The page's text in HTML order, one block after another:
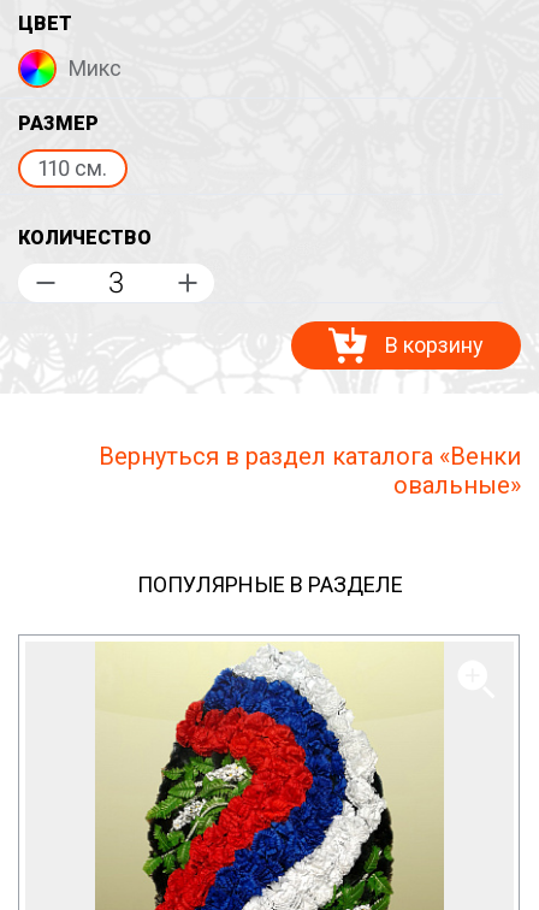
ЦВЕТ
Микс
РАЗМЕР
110 см.
КОЛИЧЕСТВО
В корзину
Вернуться в раздел каталога «Венки
овальные»
ПОПУЛЯРНЫЕ В РАЗДЕЛЕ